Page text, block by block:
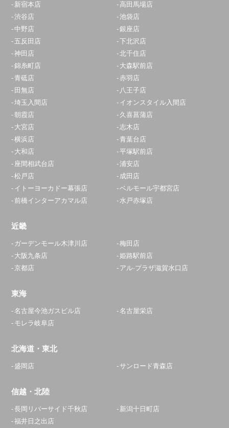
新宿本店
高田馬場店
渋谷店
池袋店
中野店
銀座店
五反田店
下北沢店
神田店
北千住店
錦糸町店
大森駅前店
青砥店
赤羽店
田無店
八王子店
埼玉入間店
イオンスタイル入間店
朝霞店
久喜菖蒲店
大宮店
志木店
横浜店
青葉台店
大和店
平塚駅前店
座間相武台店
浦安店
松戸店
成田店
イトーヨーカドー幕張店
ベルモール宇都宮店
前橋インターアカマル店
水戸赤塚店
近畿
ガーデンモール木津川店
梅田店
大阪九条店
姫路駅前店
京都店
アル·プラザ滋賀水口店
東海
名古屋今池ガスビル店
名古屋栄店
モレラ岐阜店
北海道・東北
盛岡店 サンロード青森店
信越・北陸
長岡リバーサイド千秋店
新潟十日町店
福井日之出店